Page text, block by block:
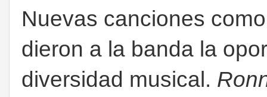
Nuevas canciones
dieron a la banda la
diversidad musical.